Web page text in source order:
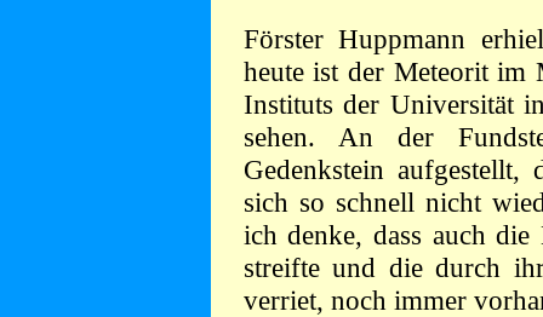
Förster Huppmann
heute ist der Meteorit im
Instituts der Universität
sehen. An der
Gedenkstein aufgestellt,
sich so schnell nicht
ich denke, dass auch
streifte und die durch
verriet, noch immer